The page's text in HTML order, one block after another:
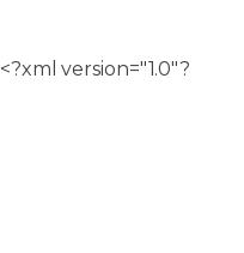
<?xml version="1.0"?